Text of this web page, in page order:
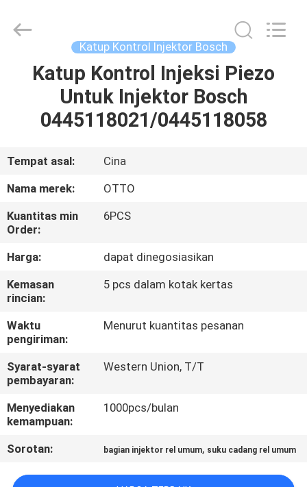
BERANDA
PRODUK
TENTANG
KAMI
TUR
PABRIK
KONTROL
KUALITAS
HUBUNGI
KAMI
BERITA
KASUS
AUTO
PARTS
Katup Kontrol Injektor Bosch
Katup Kontrol Injeksi Piezo
Untuk Injektor Bosch
0445118021/0445118058
Tempat asal:
Cina
Nama merek:
OTTO
Kuantitas min
Order:
6PCS
Harga:
dapat dinegosiasikan
Kemasan
rincian:
5 pcs dalam kotak kertas
Waktu
pengiriman:
Menurut kuantitas pesanan
Syarat-syarat
pembayaran:
Western Union, T/T
Menyediakan
kemampuan:
1000pcs/bulan
Sorotan: bagian injektor rel umum, suku cadang rel umum